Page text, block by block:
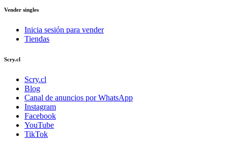
Vender singles
Inicia sesión para vender
Tiendas
Scry.cl
Scry.cl
Blog
Canal de anuncios por WhatsApp
Instagram
Facebook
YouTube
TikTok